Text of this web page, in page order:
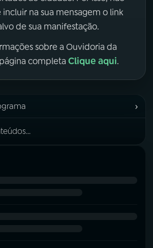
incluir na sua mensagem o link
de sua manifestação.
sobre a Ouvidoria da
completa Clique aqui.
›